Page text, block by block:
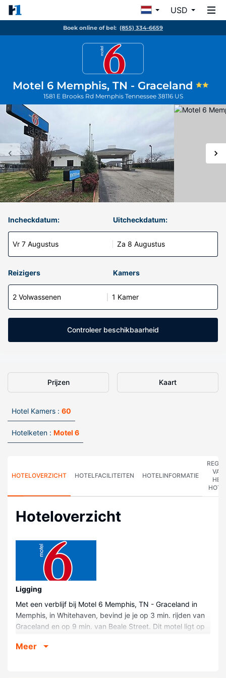
USD
Boek online of bel: (855) 334-6659
Motel 6 Memphis, TN - Graceland
1581 E Brooks Rd Memphis Tennessee 38116 US
Incheckdatum:
Vr 7 Augustus
Uitcheckdatum:
Za 8 Augustus
Reizigers Kamers
2 Volwassenen 1 Kamer
Controleer beschikbaarheid
Prijzen Kaart
Hotel Kamers : 60
Hotelketen : Motel 6
HOTELOVERZICHT HOTELFACILITEITEN HOTELINFORMATIE
VAN
HET
Hoteloverzicht
Ligging
Met een verblijf bij Motel 6 Memphis, TN - Graceland in
Memphis, in Whitehaven, bevind je je op 3 min. rijden van
Graceland en op 9 min. van Beale Street. Dit motel ligt op
van Memphis.
Meer